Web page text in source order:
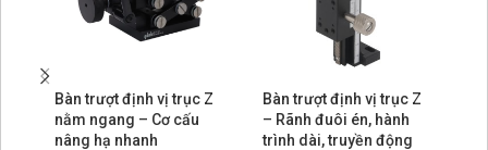
Bàn trượt định vị trục Z
nằm ngang – Cơ cấu
nâng hạ nhanh
Bàn trượt định vị trục Z
– Rãnh đuôi én, hành
trình dài, truyền động